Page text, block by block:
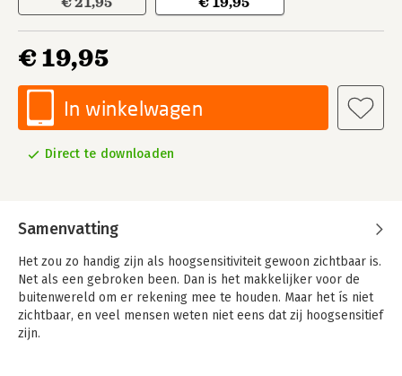
€ 19,95
In winkelwagen
Direct te downloaden
Samenvatting
Het zou zo handig zijn als hoogsensitiviteit gewoon zichtbaar is.
Net als een gebroken been. Dan is het makkelijker voor de
buitenwereld om er rekening mee te houden. Maar het ís niet
zichtbaar, en veel mensen weten niet eens dat zij hoogsensitief
zijn.